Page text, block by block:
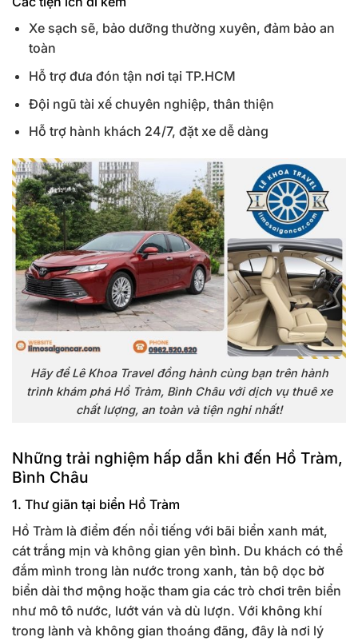
Xe sạch sẽ, bảo dưỡng thường xuyên, đảm bảo an
toàn
Hỗ trợ đưa đón tận nơi tại TP.HCM
Đội ngũ tài xế chuyên nghiệp, thân thiện
Hỗ trợ hành khách 24/7, đặt xe dễ dàng
Hãy để Lê Khoa Travel đồng hành cùng bạn trên hành
trình khám phá Hồ Tràm, Bình Châu với dịch vụ thuê xe
chất lượng, an toàn và tiện nghi nhất!
Những trải nghiệm hấp dẫn khi đến Hồ Tràm,
Bình Châu
1. Thư giãn tại biển Hồ Tràm
Hồ Tràm là điểm đến nổi tiếng với bãi biển xanh mát,
cát trắng mịn và không gian yên bình. Du khách có thể
đắm mình trong làn nước trong xanh, tản bộ dọc bờ
biển dài thơ mộng hoặc tham gia các trò chơi trên biển
như mô tô nước, lướt ván và dù lượn. Với không khí
trong lành và không gian thoáng đãng, đây là nơi lý